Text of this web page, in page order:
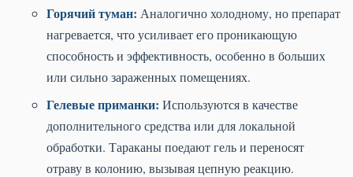
Горячий туман: Аналогично холодному, но препарат
нагревается, что усиливает его проникающую
способность и эффективность, особенно в больших
или сильно зараженных помещениях.
Гелевые приманки: Используются в качестве
дополнительного средства или для локальной
обработки. Тараканы поедают гель и переносят
отраву в колонию, вызывая цепную реакцию.